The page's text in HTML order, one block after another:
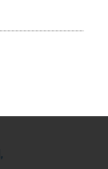
,